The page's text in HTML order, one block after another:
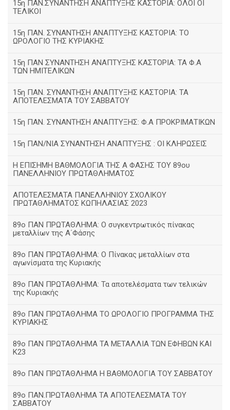
15η ΠΑΝ.ΣΥΝΑΝΤΗΣΗ ΑΝΑΠΤΥΞΗΣ ΚΑΣΤΟΡΙΑ: ΟΛΟΙ ΟΙ
ΤΕΛΙΚΟΙ
15η ΠΑΝ. ΣΥΝΑΝΤΗΣΗ ΑΝΑΠΤΥΞΗΣ ΚΑΣΤΟΡΙΑ: ΤΟ
ΩΡΟΛΟΓΙΟ ΤΗΣ ΚΥΡΙΑΚΗΣ
15η ΠΑΝ ΣΥΝΑΝΤΗΣΗ ΑΝΑΠΤΥΞΗΣ ΚΑΣΤΟΡΙΑ: ΤΑ Φ.Α
ΤΩΝ ΗΜΙΤΕΛΙΚΩΝ
15η ΠΑΝ. ΣΥΝΑΝΤΗΣΗ ΑΝΑΠΤΥΞΗΣ ΚΑΣΤΟΡΙΑ: ΤΑ
ΑΠΟΤΕΛΕΣΜΑΤΑ ΤΟΥ ΣΑΒΒΑΤΟΥ
15η ΠΑΝ. ΣΥΝΑΝΤΗΣΗ ΑΝΑΠΤΥΞΗΣ: Φ.Α ΠΡΟΚΡΙΜΑΤΙΚΩΝ
15η ΠΑΝ/ΝΙΑ ΣΥΝΑΝΤΗΣΗ ΑΝΑΠΤΥΞΗΣ : ΟΙ ΚΛΗΡΩΣΕΙΣ
Η ΕΠΙΣΗΜΗ ΒΑΘΜΟΛΟΓΙΑ ΤΗΣ Α ΦΑΣΗΣ ΤΟΥ 89ου
ΠΑΝΕΛΛΗΝΙΟΥ ΠΡΩΤΑΘΛΗΜΑΤΟΣ
ΑΠΟΤΕΛΕΣΜΑΤΑ ΠΑΝΕΛΛΗΝΙΟΥ ΣΧΟΛΙΚΟΥ
ΠΡΩΤΑΘΛΗΜΑΤΟΣ ΚΩΠΗΛΑΣΙΑΣ 2023
89ο ΠΑΝ ΠΡΩΤΑΘΛΗΜΑ: Ο συγκεντρωτικός πίνακας
μεταλλίων της Α΄Φάσης
89ο ΠΑΝ ΠΡΩΤΑΘΛΗΜΑ: Ο Πίνακας μεταλλίων στα
αγωνίσματα της Κυριακής
89ο ΠΑΝ ΠΡΩΤΑΘΛΗΜΑ: Τα αποτελέσματα των τελικών
της Κυριακής
89ο ΠΑΝ ΠΡΩΤΑΘΛΗΜΑ ΤΟ ΩΡΟΛΟΓΙΟ ΠΡΟΓΡΑΜΜΑ ΤΗΣ
ΚΥΡΙΑΚΗΣ
89ο ΠΑΝ ΠΡΩΤΑΘΛΗΜΑ ΤΑ ΜΕΤΑΛΛΙΑ ΤΩΝ ΕΦΗΒΩΝ ΚΑΙ
Κ23
89ο ΠΑΝ ΠΡΩΤΑΘΛΗΜΑ Η ΒΑΘΜΟΛΟΓΙΑ ΤΟΥ ΣΑΒΒΑΤΟΥ
89ο ΠΑΝ.ΠΡΩΤΑΘΛΗΜΑ ΤΑ ΑΠΟΤΕΛΕΣΜΑΤΑ ΤΟΥ
ΣΑΒΒΑΤΟΥ